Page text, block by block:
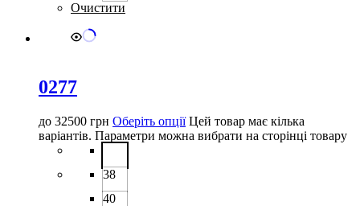
Очистити
0277
до 32500 грн Оберіть опції Цей товар має кілька
варіантів. Параметри можна вибрати на сторінці товару
38
40